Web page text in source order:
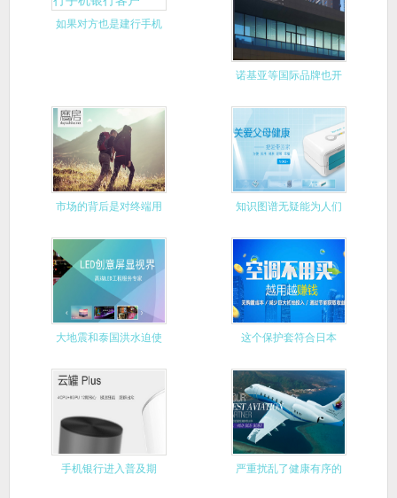
如果对方也是建行手机
诺基亚等国际品牌也开
市场的背后是对终端用 知识图谱无疑能为人们
大地震和泰国洪水迫使 这个保护套符合日本
手机银行进入普及期 严重扰乱了健康有序的